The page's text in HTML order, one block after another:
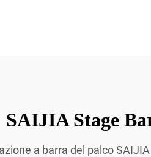
SAIJIA Stage
a barra del palco